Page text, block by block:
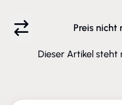
Preis nicht
Dieser Artikel steht